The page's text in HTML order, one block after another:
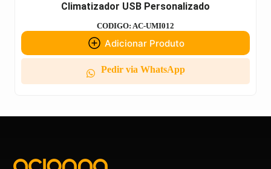
Climatizador USB Personalizado
CODIGO: AC-UMI012
Adicionar Produto
Pedir via WhatsApp